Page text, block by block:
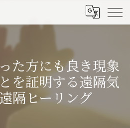
た方にも良き現象
を証明する遠隔気
隔ヒーリング